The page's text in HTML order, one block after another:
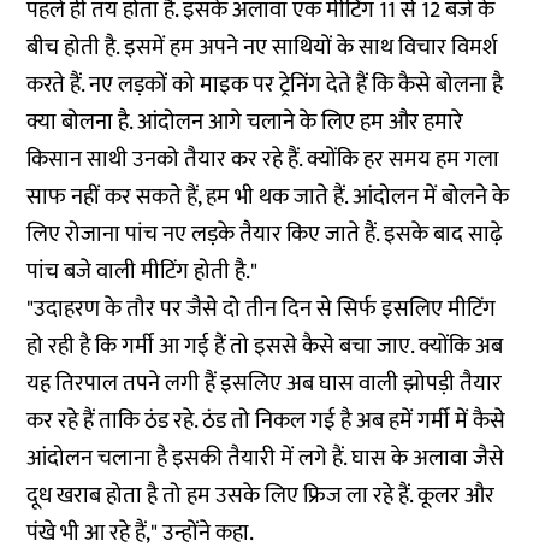
पहले ही तय होता है. इसके अलावा एक मीटिंग 11 से 12 बजे के
बीच होती है. इसमें हम अपने नए साथियों के साथ विचार विमर्श
करते हैं. नए लड़कों को माइक पर ट्रेनिंग देते हैं कि कैसे बोलना है
क्या बोलना है. आंदोलन आगे चलाने के लिए हम और हमारे
किसान साथी उनको तैयार कर रहे हैं. क्योंकि हर समय हम गला
साफ नहीं कर सकते हैं, हम भी थक जाते हैं. आंदोलन में बोलने के
लिए रोजाना पांच नए लड़के तैयार किए जाते हैं. इसके बाद साढ़े
पांच बजे वाली मीटिंग होती है."
"उदाहरण के तौर पर जैसे दो तीन दिन से सिर्फ इसलिए मीटिंग
हो रही है कि गर्मी आ गई हैं तो इससे कैसे बचा जाए. क्योंकि अब
यह तिरपाल तपने लगी हैं इसलिए अब घास वाली झोपड़ी तैयार
कर रहे हैं ताकि ठंड रहे. ठंड तो निकल गई है अब हमें गर्मी में कैसे
आंदोलन चलाना है इसकी तैयारी में लगे हैं. घास के अलावा जैसे
दूध खराब होता है तो हम उसके लिए फ्रिज ला रहे हैं. कूलर और
पंखे भी आ रहे हैं," उन्होंने कहा.